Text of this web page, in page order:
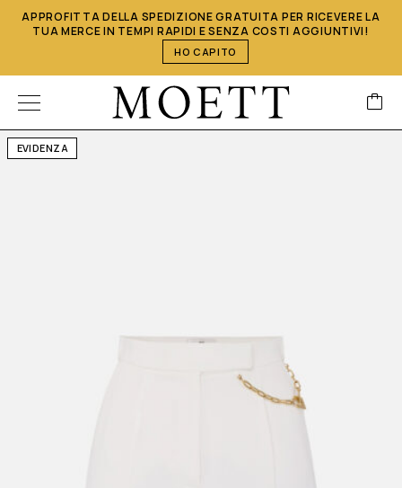
APPROFITTA DELLA SPEDIZIONE GRATUITA PER RICEVERE LA
TUA MERCE IN TEMPI RAPIDI E SENZA COSTI AGGIUNTIVI!
HO CAPITO
EVIDENZA